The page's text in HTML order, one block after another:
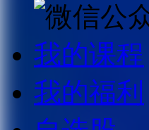
我的课程
我的福利